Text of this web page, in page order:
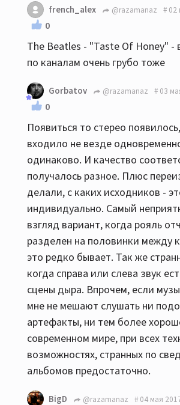
french_alex @razamanaz 02
0
The Beatles - "Taste Of Honey" -
по каналам очень грубо тоже
Gorbatov @razamanaz 03
0
Появиться то стерео
входило не везде
одинаково. И качество
получалось разное. Плюс
делали, с каких исходников -
индивидуально. Самый
взгляд вариант, когда рояль
разделен на половинки между
это редко бывает. Так же
когда справа или слева звук
сцены дыра. Впрочем, если
мне не мешают слушать ни
артефакты, ни тем более
современном мире, при всех
возможностях, странных по
альбомов предостаточно.
BigD @razamanaz 04 мая